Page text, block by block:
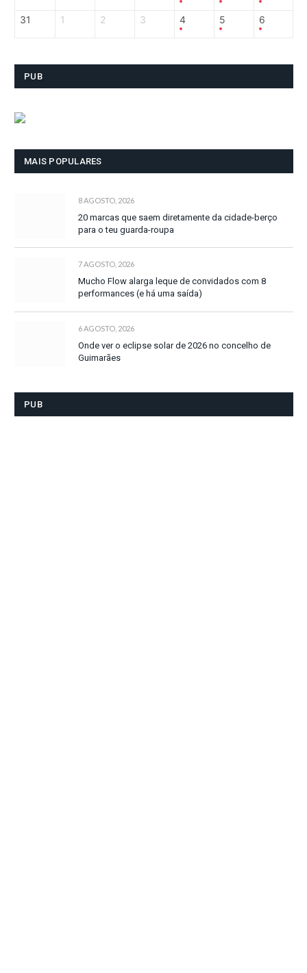
31 1 2 3 4 5 6
PUB
MAIS POPULARES
8 AGOSTO, 2026
20 marcas que saem diretamente da cidade-berço
para o teu guarda-roupa
7 AGOSTO, 2026
Mucho Flow alarga leque de convidados com 8
performances (e há uma saída)
6 AGOSTO, 2026
Onde ver o eclipse solar de 2026 no concelho de
Guimarães
PUB